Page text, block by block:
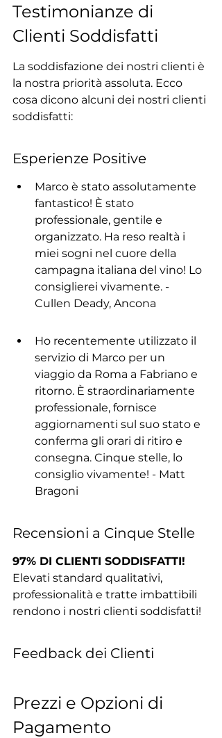
Testimonianze di
Clienti Soddisfatti
La soddisfazione dei nostri clienti è
la nostra priorità assoluta. Ecco
cosa dicono alcuni dei nostri clienti
soddisfatti:
Esperienze Positive
Marco è stato assolutamente
fantastico! È stato
professionale, gentile e
organizzato. Ha reso realtà i
miei sogni nel cuore della
campagna italiana del vino! Lo
consiglierei vivamente. -
Cullen Deady, Ancona
Ho recentemente utilizzato il
servizio di Marco per un
viaggio da Roma a Fabriano e
ritorno. È straordinariamente
professionale, fornisce
aggiornamenti sul suo stato e
conferma gli orari di ritiro e
consegna. Cinque stelle, lo
consiglio vivamente! - Matt
Bragoni
Recensioni a Cinque Stelle
97% DI CLIENTI SODDISFATTI!
Elevati standard qualitativi,
professionalità e tratte imbattibili
rendono i nostri clienti soddisfatti!
Feedback dei Clienti
Prezzi e Opzioni di
Pagamento